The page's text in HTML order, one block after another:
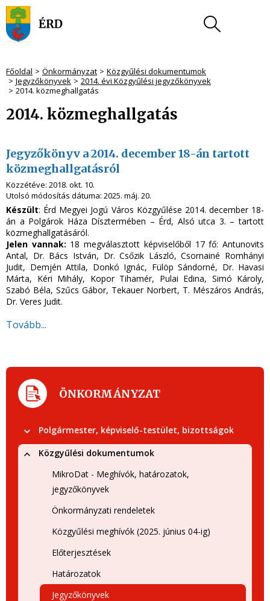
Főoldal Önkormányzat
Közgyűlési dokumentumok
Jegyzőkönyvek
2014. évi Közgyűlési jegyzőkönyvek
2014. közmeghallgatás
2014. közmeghallgatás
Jegyzőkönyv a 2014. december 18-án tartott
közmeghallgatásról
Közzétéve: 2018. okt. 10.
Utolsó módosítás dátuma: 2025. máj. 20.
Készült: Érd Megyei Jogú Város Közgyűlése 2014. december 18-
án a Polgárok Háza Dísztermében – Érd, Alsó utca 3. – tartott
közmeghallgatásáról.
Jelen vannak: 18 megválasztott képviselőből 17 fő: Antunovits
Antal, Dr. Bács István, Dr. Csőzik László, Csornainé Romhányi
Judit, Demjén Attila, Donkó Ignác, Fülöp Sándorné, Dr. Havasi
Márta, Kéri Mihály, Kopor Tihamér, Pulai Edina, Simó Károly,
Szabó Béla, Szűcs Gábor, Tekauer Norbert, T. Mészáros András,
Dr. Veres Judit.
Tovább...
ÖNKORMÁNYZAT
Polgármester, képviselő-testület, bizottságok
Közgyűlési dokumentumok
MikroDat - Meghívók, határozatok,
jegyzőkönyvek
Önkormányzati rendeletek
Közgyűlési meghívók (2025. június 04-ig)
Előterjesztések
Határozatok
Jegyzőkönyvek